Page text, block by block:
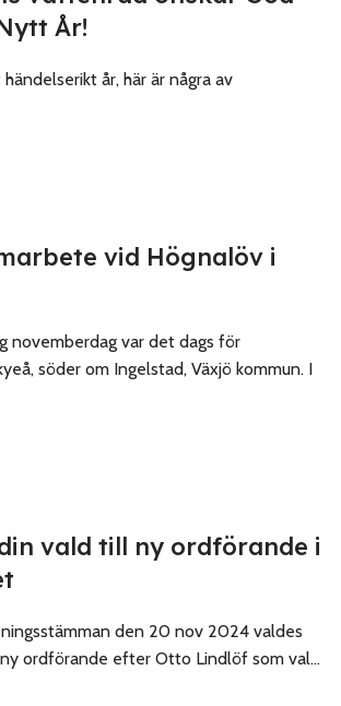
År!
år, här är några av
vid Högnalöv i
novemberdag var det dags för
söder om Ingelstad, Växjö kommun. I
vald till ny ordförande i
den 20 nov 2024 valdes
ordförande efter Otto Lindlöf som val...